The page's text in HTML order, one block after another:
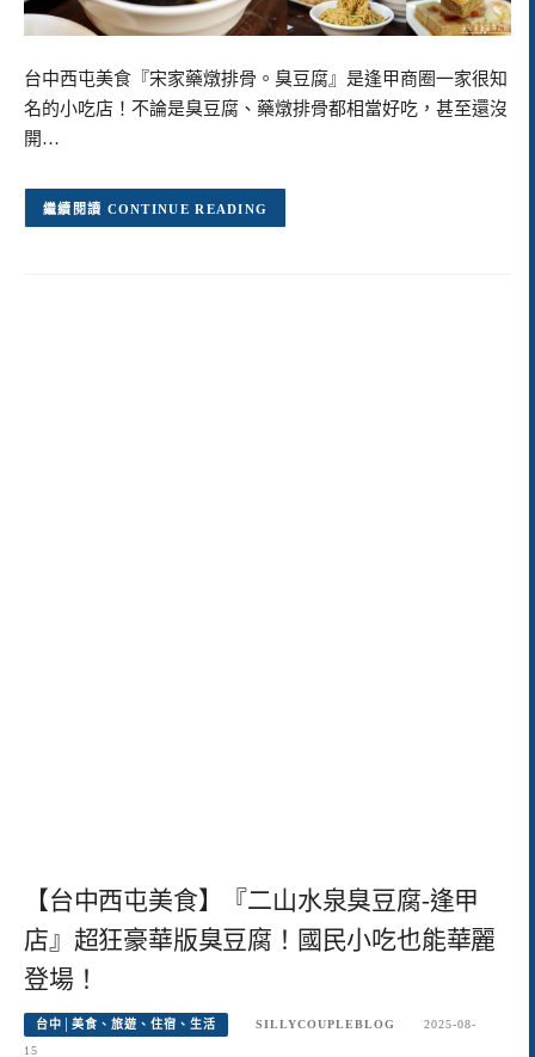
台中西屯美食『宋家藥燉排骨。臭豆腐』是逢甲商圈一家很知
名的小吃店！不論是臭豆腐、藥燉排骨都相當好吃，甚至還沒
開…
CONTINUE READING
【台中西屯美食】『二山水泉臭豆腐-逢甲
店』超狂豪華版臭豆腐！國民小吃也能華麗
登場！
台中│美食、旅遊、住宿、生活 SILLYCOUPLEBLOG
2025-08-
15